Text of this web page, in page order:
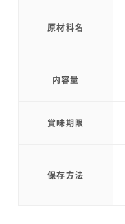
原材料名
内容量
賞味期限
保存方法